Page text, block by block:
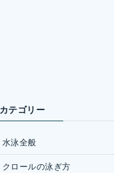
カテゴリー
水泳全般
クロールの泳ぎ方